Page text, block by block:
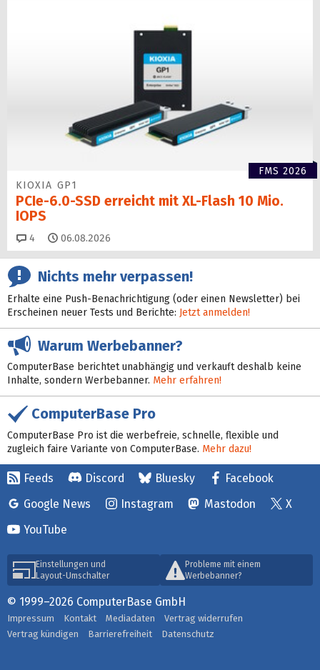
FMS 2026
KIOXIA GP1
PCIe-6.0-SSD erreicht mit XL-Flash 10 Mio.
IOPS
4 Kommentare
06.08.2026
Nichts mehr verpassen!
Erhalte eine Push-Benachrichtigung (oder einen Newsletter) bei
Erscheinen neuer Tests und Berichte: Jetzt anmelden!
Warum Werbebanner?
ComputerBase berichtet unabhängig und verkauft deshalb keine
Inhalte, sondern Werbebanner. Mehr erfahren!
ComputerBase Pro
ComputerBase Pro ist die werbefreie, schnelle, flexible und
zugleich faire Variante von ComputerBase. Mehr dazu!
Feeds Discord Bluesky
Facebook
Google News
Instagram Mastodon
X
YouTube
Einstellungen und
Layout-Umschalter
Probleme mit einem
Werbebanner?
© 1999–2026 ComputerBase GmbH
Impressum Kontakt Mediadaten
Vertrag widerrufen
Vertrag kündigen
Barrierefreiheit Datenschutz